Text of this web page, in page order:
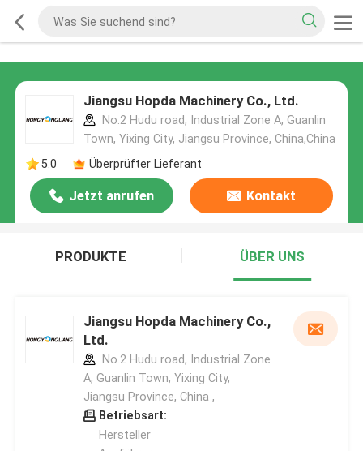
Jiangsu Hopda Machinery Co., Ltd.
No.2 Hudu road, Industrial Zone A, Guanlin
Town, Yixing City, Jiangsu Province, China,China
5.0
Überprüfter Lieferant
Jetzt anrufen Kontakt
PRODUKTE ÜBER UNS
Jiangsu Hopda Machinery Co.,
Ltd.
No.2 Hudu road, Industrial Zone
A, Guanlin Town, Yixing City,
Jiangsu Province, China ,
Betriebsart:
Hersteller